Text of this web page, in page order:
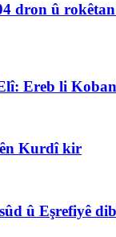
dron û
Ereb li
Kurdî kir
û Eşrefiyê